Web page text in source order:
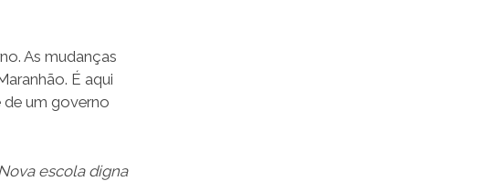
As mudanças
É aqui
de um governo
Nova escola digna